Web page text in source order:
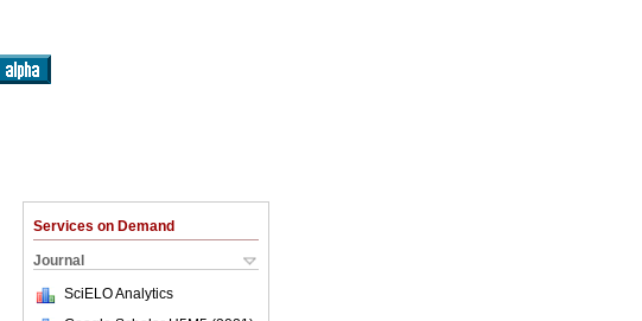
Services on Demand
Journal
SciELO Analytics